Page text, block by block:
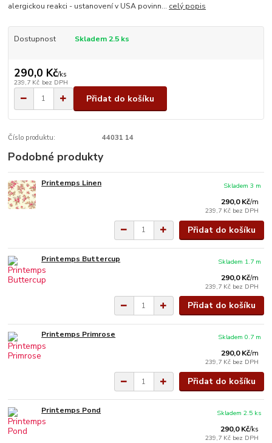
alergickou reakci - ustanovení v USA povinn... celý popis
Dostupnost Skladem 2.5 ks
290,0 Kč/ks
239,7 Kč bez DPH
Přidat do košíku
Číslo produktu: 44031 14
Podobné produkty
Printemps Linen
290,0 Kč/m
239,7 Kč bez DPH
Skladem 3 m
Přidat do košíku
Printemps Buttercup
290,0 Kč/m
239,7 Kč bez DPH
Skladem 1.7 m
Přidat do košíku
Printemps Primrose
290,0 Kč/m
239,7 Kč bez DPH
Skladem 0.7 m
Přidat do košíku
Printemps Pond
290,0 Kč/ks
239,7 Kč bez DPH
Skladem 2.5 ks